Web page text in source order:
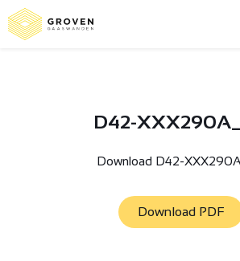
D42-
Download D42-
Download PDF